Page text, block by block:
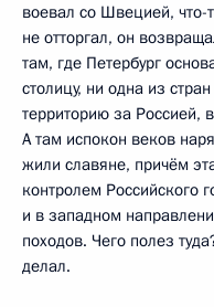
воевал со Швецией, что-
не отторгал, он
там, где Петербург
столицу, ни одна из
территорию за Россией,
А там испокон веков
жили славяне, причём
контролем Российского
и в западном
походов. Чего полез
делал.